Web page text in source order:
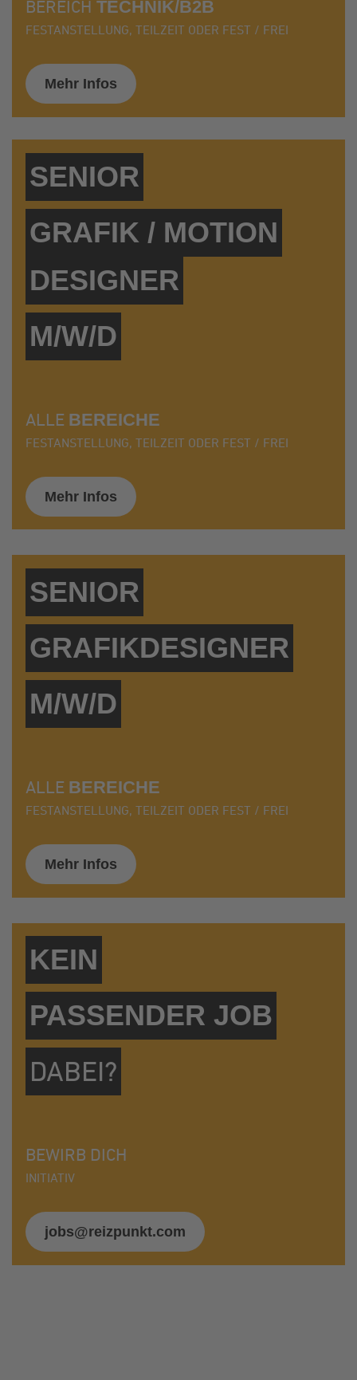
BEREICH TECHNIK/B2B
FESTANSTELLUNG, TEILZEIT ODER FEST / FREI
Mehr Infos
SENIOR
GRAFIK / MOTION
DESIGNER
M/W/D
ALLE BEREICHE
FESTANSTELLUNG, TEILZEIT ODER FEST / FREI
Mehr Infos
SENIOR
GRAFIKDESIGNER
M/W/D
ALLE BEREICHE
FESTANSTELLUNG, TEILZEIT ODER FEST / FREI
Mehr Infos
KEIN
PASSENDER JOB
DABEI?
BEWIRB DICH
INITIATIV
jobs@reizpunkt.com